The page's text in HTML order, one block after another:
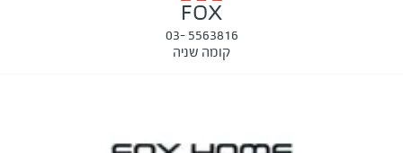
FOX
5563816 -03
קומה שניה